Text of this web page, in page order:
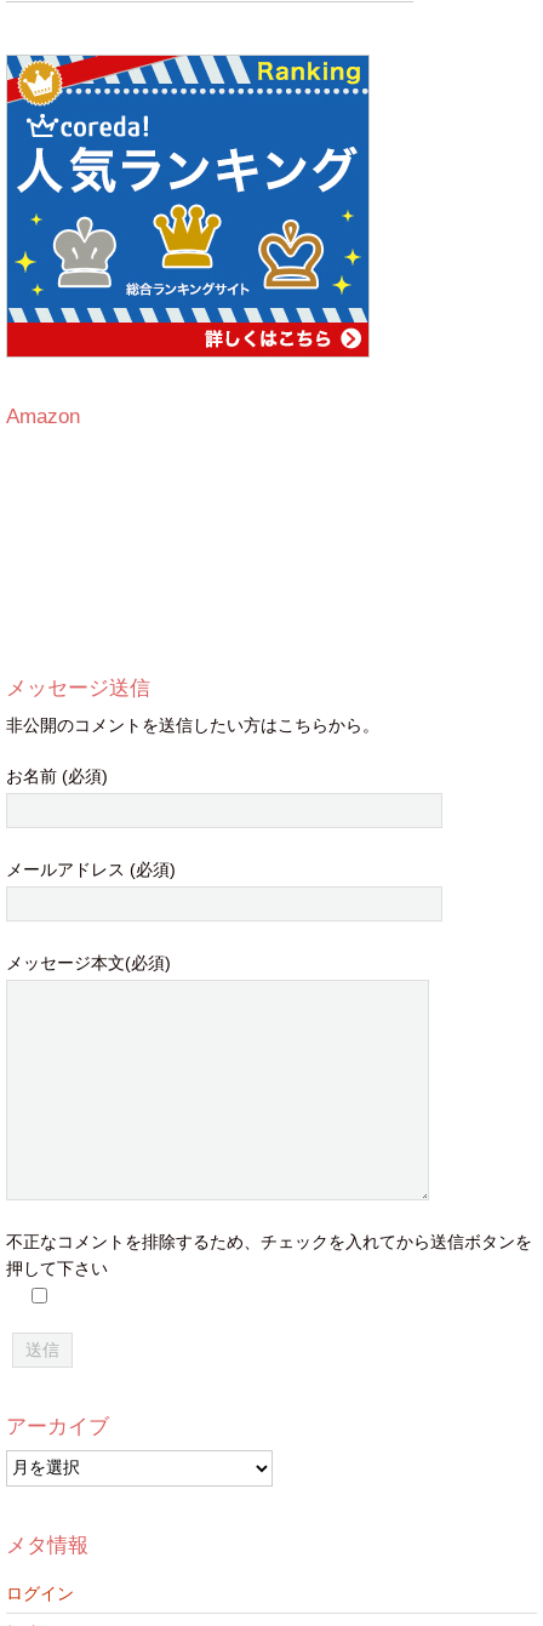
Amazon
メッセージ送信
非公開のコメントを送信したい方はこちらから。
お名前 (必須)
メールアドレス (必須)
メッセージ本文(必須)
不正なコメントを排除するため、チェックを入れてから送信ボタンを
押して下さい
アーカイブ
ア
ー
イ
メタ情報
ログイン